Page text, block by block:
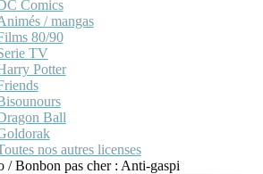
Comics
/ mangas
80/90
TV
Potter
Ball
nos autres licenses
/Bonbon pas cher : Anti-gaspi